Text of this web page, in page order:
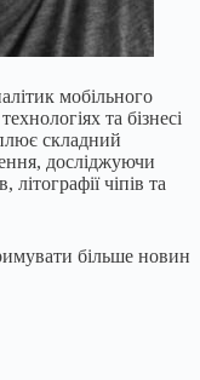
мобільного
та бізнесі
складний
досліджуючи
чіпів та
більше новин